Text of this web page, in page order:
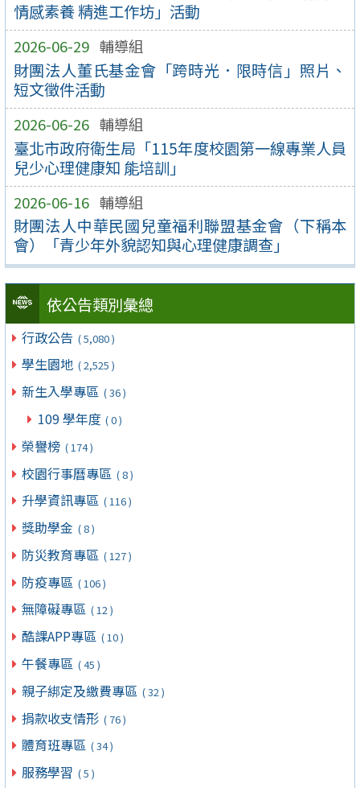
情感素養 精進工作坊」活動
2026-06-29 輔導組
財團法人董氏基金會「跨時光．限時信」照片、
短文徵件活動
2026-06-26 輔導組
臺北市政府衛生局「115年度校園第一線專業人員
兒少心理健康知 能培訓」
2026-06-16 輔導組
財團法人中華民國兒童福利聯盟基金會（下稱本
會）「青少年外貌認知與心理健康調查」
依公告類別彙總
行政公告 ( 5,080 )
學生園地 ( 2,525 )
新生入學專區 ( 36 )
109 學年度 ( 0 )
榮譽榜 ( 174 )
校園行事曆專區 ( 8 )
升學資訊專區 ( 116 )
獎助學金 ( 8 )
防災教育專區 ( 127 )
防疫專區 ( 106 )
無障礙專區 ( 12 )
酷課APP專區 ( 10 )
午餐專區 ( 45 )
親子綁定及繳費專區 ( 32 )
捐款收支情形 ( 76 )
體育班專區 ( 34 )
服務學習 ( 5 )